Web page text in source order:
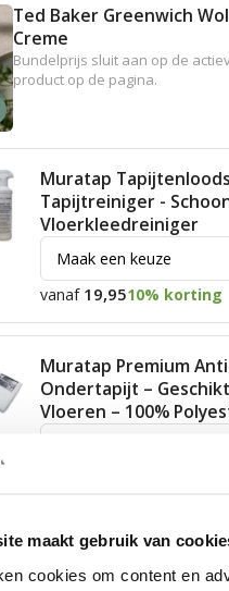
maakt gebruik van
cookies om content en
Ted Baker Greenwich
Creme
Bundelprijs sluit aan op de
product op de pagina.
Muratap
Tapijtreiniger -
Vloerkleedreiniger
vanaf 19,9510% korting
Muratap Premium
Ondertapijt –
Vloeren – 100%
James Vloerkleed
| Complete